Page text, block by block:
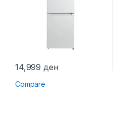
14,999 ден
Compare